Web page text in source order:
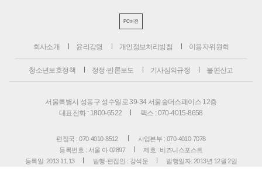
PC버전
회사소개 윤리강령 개인정보처리방침 이용자위원회
청소년보호정책 정정·반론보도 기사심의규정 불편신고
서울특별시 성동구 성수일로 39-34 서울숲더스페이스 12층
대표전화 : 1800-6522
팩스 : 070-4015-8658
편집국 : 070-4010-8512
사업본부 : 070-4010-7078
등록번호 : 서울 아 02897
제호 : 비즈니스포스트
등록일: 2013.11.13
발행·편집인 : 강석운
발행일자: 2013년 12월 2일